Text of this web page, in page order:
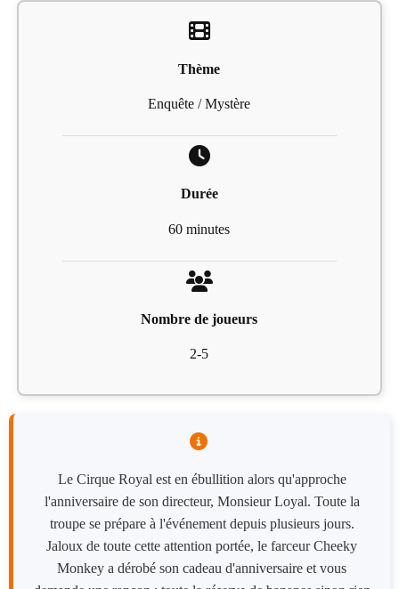
Thème
Enquête / Mystère
Durée
60 minutes
Nombre de joueurs
2-5
Le Cirque Royal est en ébullition alors qu'approche
l'anniversaire de son directeur, Monsieur Loyal. Toute la
troupe se prépare à l'événement depuis plusieurs jours.
Jaloux de toute cette attention portée, le farceur Cheeky
Monkey a dérobé son cadeau d'anniversaire et vous